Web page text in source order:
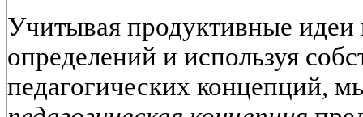
Учитывая продуктивные
определений и используя
педагогических концепций,